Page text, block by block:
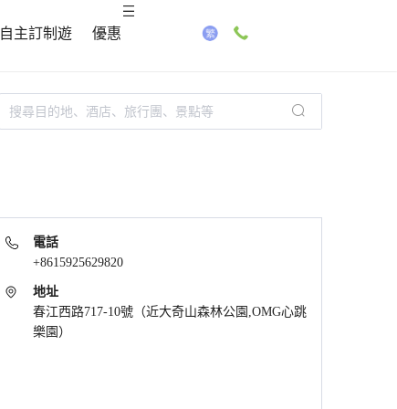
自主訂制遊 優惠
電話
+8615925629820
地址
春江西路717-10號（近大奇山森林公園,OMG心跳
樂園）